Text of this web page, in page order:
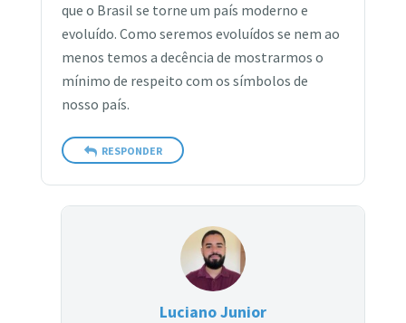
que o Brasil se torne um país moderno e
evoluído. Como seremos evoluídos se nem ao
menos temos a decência de mostrarmos o
mínimo de respeito com os símbolos de
nosso país.
RESPONDER
Luciano Junior